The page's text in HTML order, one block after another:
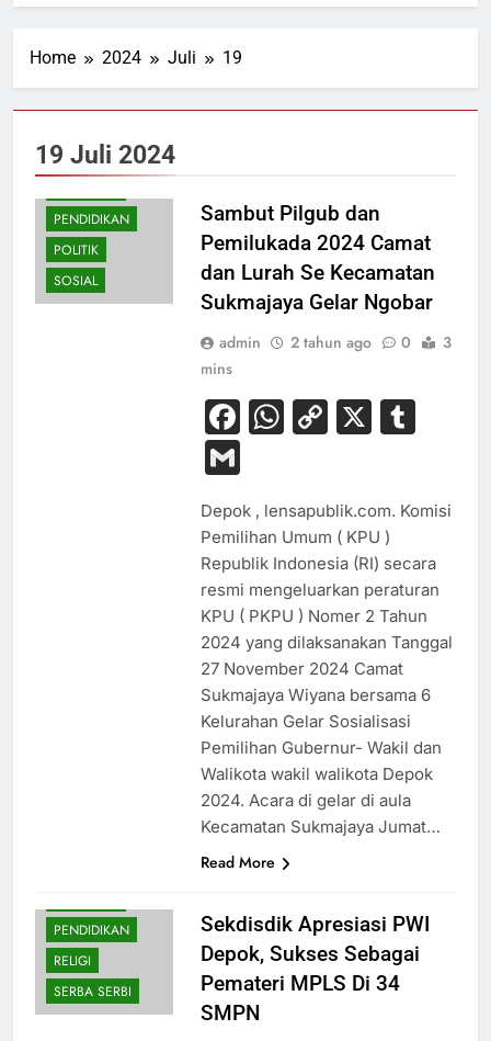
Home 2024 Juli 19
19 Juli 2024
PENDIDIKAN
POLITIK
SOSIAL
Sambut Pilgub dan
Pemilukada 2024 Camat
dan Lurah Se Kecamatan
Sukmajaya Gelar Ngobar
admin 2 tahun ago 0
3
mins
Facebook
WhatsApp
Copy
X
Gmail
Depok , lensapublik.com. Komisi
Pemilihan Umum ( KPU )
Republik Indonesia (RI) secara
resmi mengeluarkan peraturan
KPU ( PKPU ) Nomer 2 Tahun
2024 yang dilaksanakan Tanggal
27 November 2024 Camat
Sukmajaya Wiyana bersama 6
Kelurahan Gelar Sosialisasi
Pemilihan Gubernur- Wakil dan
Walikota wakil walikota Depok
2024. Acara di gelar di aula
Kecamatan Sukmajaya Jumat…
Read More
PENDIDIKAN
RELIGI
SERBA SERBI
Sekdisdik Apresiasi PWI
Depok, Sukses Sebagai
Pemateri MPLS Di 34
SMPN